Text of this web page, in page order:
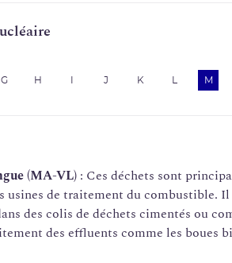
G H J K M
(MA-VL) : Ces déchets sont
de traitement du combustible.
des colis de déchets cimentés ou
des effluents comme les boues